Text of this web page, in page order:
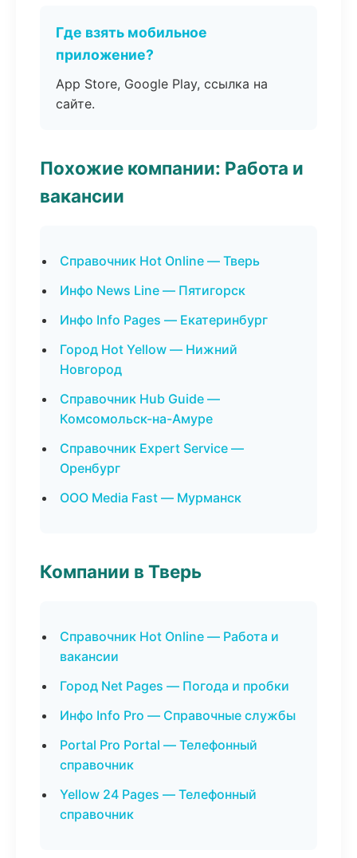
Где взять мобильное
приложение?
App Store, Google Play, ссылка на
сайте.
Похожие компании: Работа и
вакансии
Справочник Hot Online — Тверь
Инфо News Line — Пятигорск
Инфо Info Pages — Екатеринбург
Город Hot Yellow — Нижний
Новгород
Справочник Hub Guide —
Комсомольск-на-Амуре
Справочник Expert Service —
Оренбург
ООО Media Fast — Мурманск
Компании в Тверь
Справочник Hot Online — Работа и
вакансии
Город Net Pages — Погода и пробки
Инфо Info Pro — Справочные службы
Portal Pro Portal — Телефонный
справочник
Yellow 24 Pages — Телефонный
справочник